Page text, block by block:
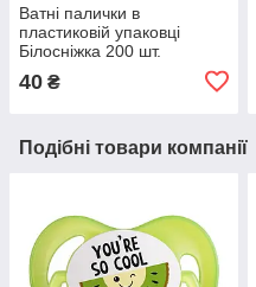
Ватні палички в
пластиковій упаковці
Білосніжка 200 шт.
40 ₴
Подібні товари компанії